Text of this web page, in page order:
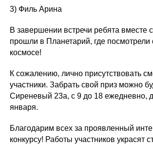
3) Филь Арина
В завершении встречи ребята вместе
прошли в Планетарий, где
космосе!
К сожалению, лично присутствовать
участники. Забрать свой приз можно
Сиреневый 23а, с 9 до 18 ежедневно,
января.
Благодарим всех за проявленный
конкурсу! Работы участников украсят